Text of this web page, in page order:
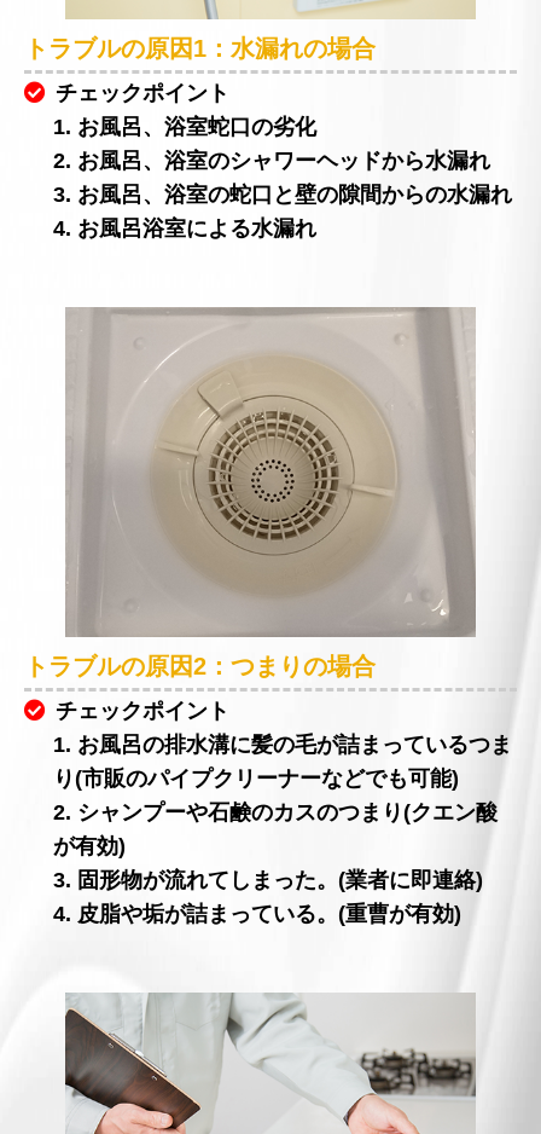
トラブルの原因1：水漏れの場合
チェックポイント
1. お風呂、浴室蛇口の劣化
2. お風呂、浴室のシャワーヘッドから水漏れ
3. お風呂、浴室の蛇口と壁の隙間からの水漏れ
4. お風呂浴室による水漏れ
トラブルの原因2：つまりの場合
チェックポイント
1. お風呂の排水溝に髪の毛が詰まっているつま
り(市販のパイプクリーナーなどでも可能)
2. シャンプーや石鹸のカスのつまり(クエン酸
が有効)
3. 固形物が流れてしまった。(業者に即連絡)
4. 皮脂や垢が詰まっている。(重曹が有効)